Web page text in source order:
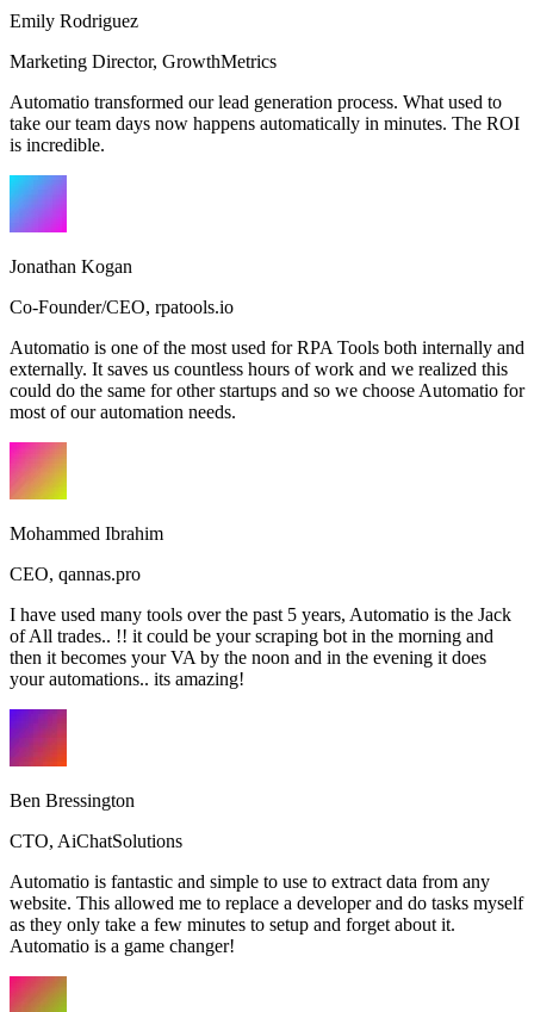
Emily Rodriguez
Marketing Director, GrowthMetrics
Automatio transformed our lead generation process. What used to
take our team days now happens automatically in minutes. The ROI
is incredible.
Jonathan Kogan
Co-Founder/CEO, rpatools.io
Automatio is one of the most used for RPA Tools both internally and
externally. It saves us countless hours of work and we realized this
could do the same for other startups and so we choose Automatio for
most of our automation needs.
Mohammed Ibrahim
CEO, qannas.pro
I have used many tools over the past 5 years, Automatio is the Jack
of All trades.. !! it could be your scraping bot in the morning and
then it becomes your VA by the noon and in the evening it does
your automations.. its amazing!
Ben Bressington
CTO, AiChatSolutions
Automatio is fantastic and simple to use to extract data from any
website. This allowed me to replace a developer and do tasks myself
as they only take a few minutes to setup and forget about it.
Automatio is a game changer!